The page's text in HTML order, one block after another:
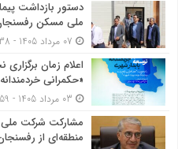
ملی مسکن
اعلام زمان
«حکمرانی
مشارکت شرکت ملی
منطقه‌ای از